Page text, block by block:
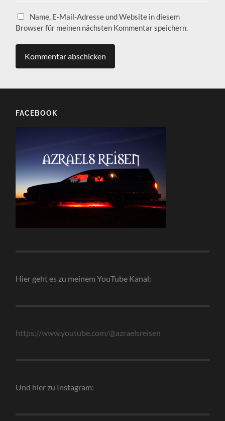
Name, E-Mail-Adresse und Website in diesem
Browser für meinen nächsten Kommentar speichern.
FACEBOOK
Hier geht es zu meinem YouTube Kanal:
https://www.youtube.com/@azraelsreisen
Und hier zu Instagram: